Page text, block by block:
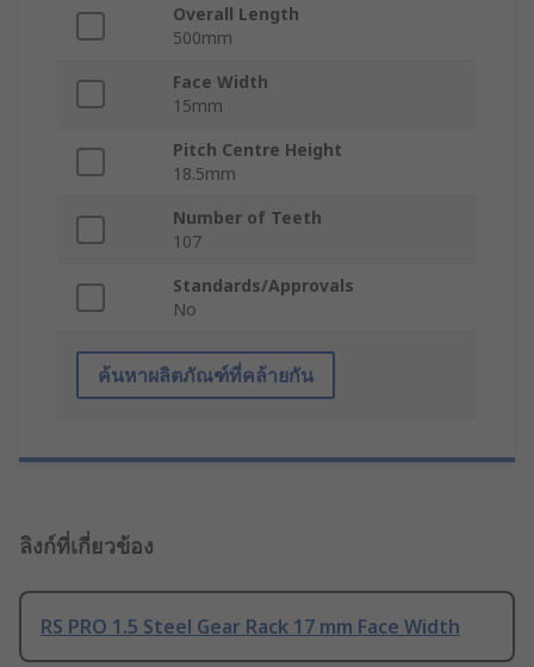
Overall Length
500mm
Face Width
15mm
Pitch Centre Height
18.5mm
Number of Teeth
107
Standards/Approvals
No
ค้นหาผลิตภัณฑ์ที่คล้ายกัน
ลิงก์ที่เกี่ยวข้อง
RS PRO 1.5 Steel Gear Rack 17 mm Face Width